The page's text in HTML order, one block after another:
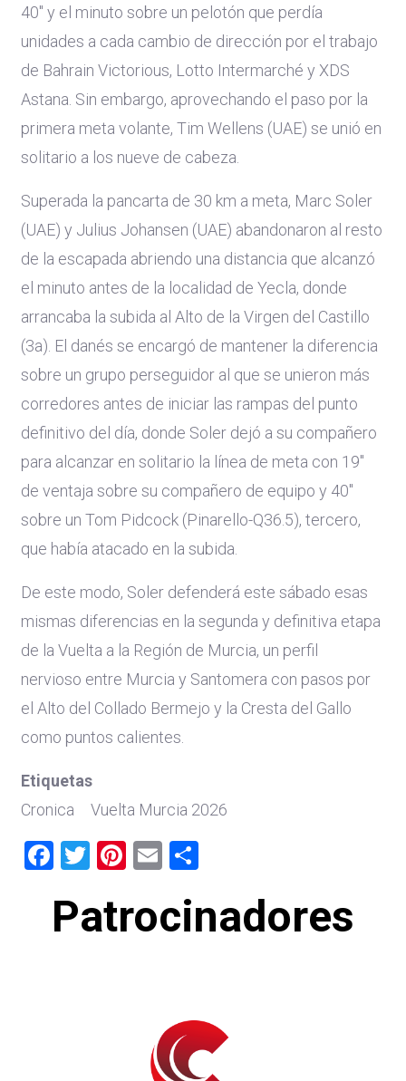
40" y el minuto sobre un pelotón que perdía
unidades a cada cambio de dirección por el trabajo
de Bahrain Victorious, Lotto Intermarché y XDS
Astana. Sin embargo, aprovechando el paso por la
primera meta volante, Tim Wellens (UAE) se unió en
solitario a los nueve de cabeza.
Superada la pancarta de 30 km a meta, Marc Soler
(UAE) y Julius Johansen (UAE) abandonaron al resto
de la escapada abriendo una distancia que alcanzó
el minuto antes de la localidad de Yecla, donde
arrancaba la subida al Alto de la Virgen del Castillo
(3a). El danés se encargó de mantener la diferencia
sobre un grupo perseguidor al que se unieron más
corredores antes de iniciar las rampas del punto
definitivo del día, donde Soler dejó a su compañero
para alcanzar en solitario la línea de meta con 19"
de ventaja sobre su compañero de equipo y 40"
sobre un Tom Pidcock (Pinarello-Q36.5), tercero,
que había atacado en la subida.
De este modo, Soler defenderá este sábado esas
mismas diferencias en la segunda y definitiva etapa
de la Vuelta a la Región de Murcia, un perfil
nervioso entre Murcia y Santomera con pasos por
el Alto del Collado Bermejo y la Cresta del Gallo
como puntos calientes.
Etiquetas
Cronica
Vuelta Murcia 2026
Facebook
Twitter
Pinterest
Email
Patrocinadores